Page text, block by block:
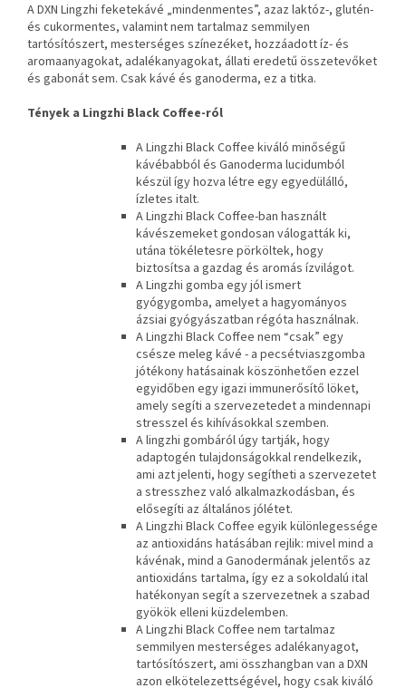
A DXN Lingzhi feketekávé „mindenmentes”, azaz laktóz-, glutén-
és cukormentes, valamint nem tartalmaz semmilyen
tartósítószert, mesterséges színezéket, hozzáadott íz- és
aromaanyagokat, adalékanyagokat, állati eredetű összetevőket
és gabonát sem. Csak kávé és ganoderma, ez a titka.
Tények a Lingzhi Black Coffee-ról
A Lingzhi Black Coffee kiváló minőségű
kávébabból és Ganoderma lucidumból
készül így hozva létre egy egyedülálló,
ízletes italt.
A Lingzhi Black Coffee-ban használt
kávészemeket gondosan válogatták ki,
utána tökéletesre pörköltek, hogy
biztosítsa a gazdag és aromás ízvilágot.
A Lingzhi gomba egy jól ismert
gyógygomba, amelyet a hagyományos
ázsiai gyógyászatban régóta használnak.
A Lingzhi Black Coffee nem “csak” egy
csésze meleg kávé - a pecsétviaszgomba
jótékony hatásainak köszönhetően ezzel
egyidőben egy igazi immunerősítő löket,
amely segíti a szervezetedet a mindennapi
stresszel és kihívásokkal szemben.
A lingzhi gombáról úgy tartják, hogy
adaptogén tulajdonságokkal rendelkezik,
ami azt jelenti, hogy segítheti a szervezetet
a stresszhez való alkalmazkodásban, és
elősegíti az általános jólétet.
A Lingzhi Black Coffee egyik különlegessége
az antioxidáns hatásában rejlik: mivel mind a
kávénak, mind a Ganodermának jelentős az
antioxidáns tartalma, így ez a sokoldalú ital
hatékonyan segít a szervezetnek a szabad
gyökök elleni küzdelemben.
A Lingzhi Black Coffee nem tartalmaz
semmilyen mesterséges adalékanyagot,
tartósítószert, ami összhangban van a DXN
azon elkötelezettségével, hogy csak kiváló